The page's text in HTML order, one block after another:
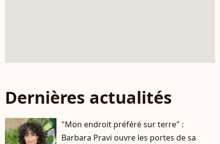
Dernières actualités
"Mon endroit préféré sur terre" :
Barbara Pravi ouvre les portes de sa